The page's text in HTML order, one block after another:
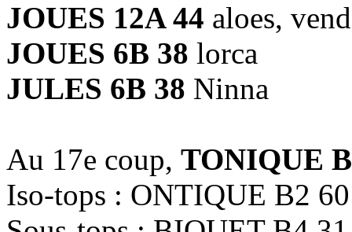
JOUES 12A 44 aloes,
JOUES 6B 38 lorca
JULES 6B 38 Ninna
Au 17e coup, TONIQUE
Iso-tops : ONTIQUE B2 60